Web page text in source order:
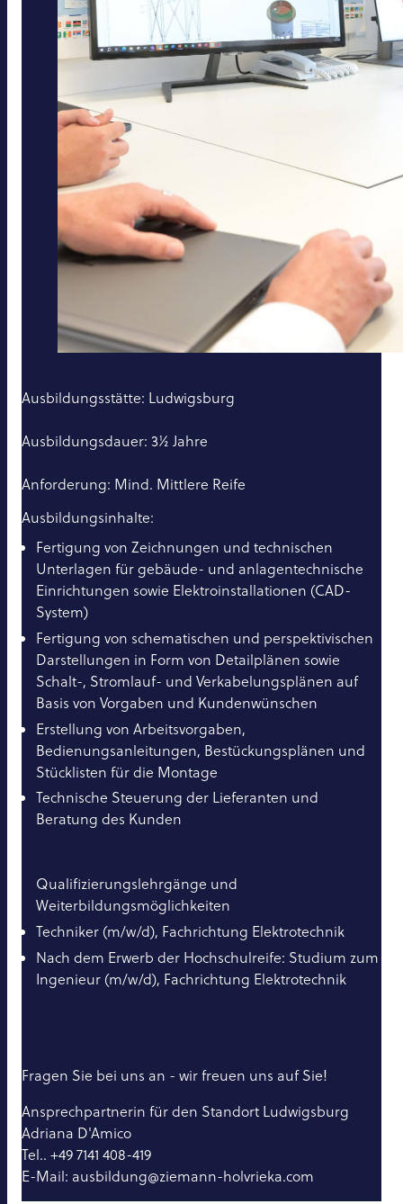
Ausbildungsstätte: Ludwigsburg
Ausbildungsdauer: 3½ Jahre
Anforderung: Mind. Mittlere Reife
Ausbildungsinhalte:
Fertigung von Zeichnungen und technischen
Unterlagen für gebäude- und anlagentechnische
Einrichtungen sowie Elektroinstallationen (CAD-
System)
Fertigung von schematischen und perspektivischen
Darstellungen in Form von Detailplänen sowie
Schalt-, Stromlauf- und Verkabelungsplänen auf
Basis von Vorgaben und Kundenwünschen
Erstellung von Arbeitsvorgaben,
Bedienungsanleitungen, Bestückungsplänen und
Stücklisten für die Montage
Technische Steuerung der Lieferanten und
Beratung des Kunden
Qualifizierungslehrgänge und
Weiterbildungsmöglichkeiten
Techniker (m/w/d), Fachrichtung Elektrotechnik
Nach dem Erwerb der Hochschulreife: Studium zum
Ingenieur (m/w/d), Fachrichtung Elektrotechnik
Fragen Sie bei uns an - wir freuen uns auf Sie!
Ansprechpartnerin für den Standort Ludwigsburg
Adriana D'Amico
Tel.. +49 7141 408-419
E-Mail: ausbildung@ziemann-holvrieka.com